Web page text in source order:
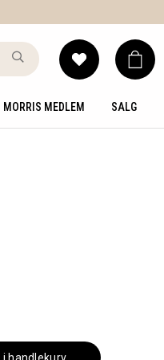
MORRIS MEDLEM SALG